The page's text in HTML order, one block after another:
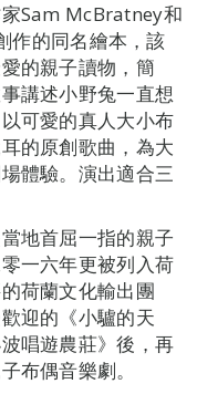
家Sam McBratney和
作的同名繪本，該
的親子讀物，簡
講述小野兔一直想
可愛的真人大小布
的原創歌曲，為大
體驗。演出適合三
地首屈一指的親子
一六年更被列入荷
荷蘭文化輸出團
迎的《小驢的天
唱遊農莊》後，再
布偶音樂劇。